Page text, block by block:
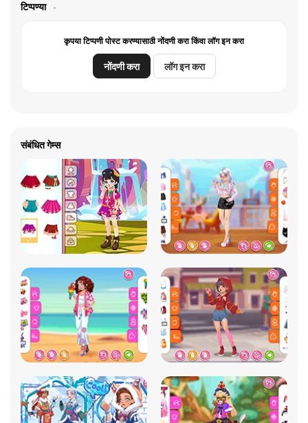
टिप्पण्या
कृपया टिप्पणी पोस्ट करण्यासाठी नोंदणी करा किंवा लॉग इन करा
नोंदणी करा लॉग इन करा
संबंधित गेम्स